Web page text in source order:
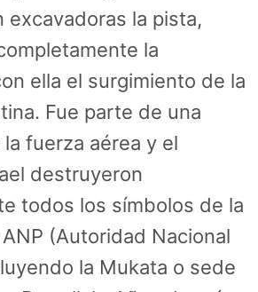
excavadoras la pista,
la
ella el surgimiento de la
Fue parte de una
fuerza aérea y el
destruyeron
todos los símbolos de la
(Autoridad Nacional
la Mukata o sede